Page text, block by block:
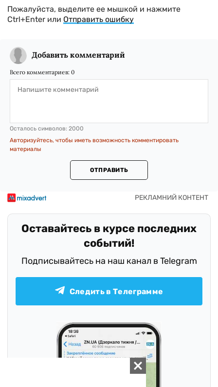
Пожалуйста, выделите ее мышкой и нажмите
Ctrl+Enter или Отправить ошибку
Добавить комментарий
Всего комментариев: 0
Осталось символов: 2000
Авторизуйтесь, чтобы иметь возможность комментировать
материалы
ОТПРАВИТЬ
Оставайтесь в курсе последних
событий!
Подписывайтесь на наш канал в Telegram
Следить в Телеграмме